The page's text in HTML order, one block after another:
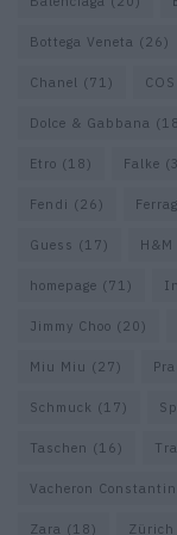
Bottega Veneta (26)
Chanel (71) COS
Dolce & Gabbana
Etro (18) Falke
Fendi (26)
Guess (17) H&M
homepage (71)
Jimmy Choo (20)
Miu Miu (27)
Schmuck (17)
Taschen (16)
Vacheron Constantin
Zara (18) Zürich